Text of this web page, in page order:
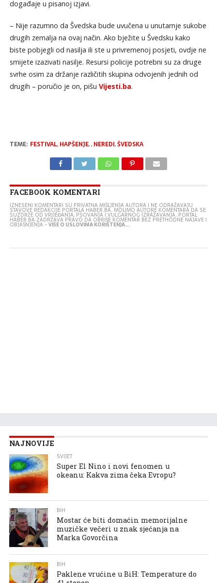
događaje u pisanoj izjavi.
– Nije razumno da Švedska bude uvučena u unutarnje sukobe
drugih zemalja na ovaj način. Ako bježite u Švedsku kako
biste pobjegli od nasilja ili ste u privremenoj posjeti, ovdje ne
smijete izazivati nasilje. Resursi policije potrebni su za druge
svrhe osim za držanje različitih skupina odvojenih jednih od
drugih – poručio je on, pišu Vijesti.ba.
TEME: FESTIVAL, HAPŠENJE,, NEREDI,ŠVEDSKA
FACEBOOK KOMENTARI
IZNESENI KOMENTARI SU PRIVATNA MIŠLJENJA AUTORA I NE ODRAŽAVAJU
STAVOVE REDAKCIJE PORTALA HABER.BA. MOLIMO AUTORE KOMENTARA DA SE
SUZDRŽE OD VRIJEĐANJA, PSOVANJA I VULGARNOG IZRAŽAVANJA. PORTAL
HABER.BA ZADRŽAVA PRAVO DA OBRIŠE KOMENTAR BEZ PRETHODNE NAJAVE I
OBJAŠNJENJA -VIŠE O USLOVIMA KORIŠTENJA...
NAJNOVIJE
SVIJET
Super El Nino i novi fenomen u
okeanu: Kakva zima čeka Evropu?
BIH
Mostar će biti domaćin memorijalne
muzičke večeri u znak sjećanja na
Marka Govorčina
BIH
Paklene vrućine u BiH: Temperature do